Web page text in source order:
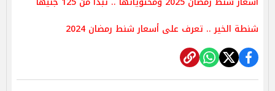
شنطة الخير .. تعرف على أسعار شنط رمضان 2024